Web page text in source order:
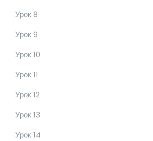
Урок 8
Урок 9
Урок 10
Урок 11
Урок 12
Урок 13
Урок 14